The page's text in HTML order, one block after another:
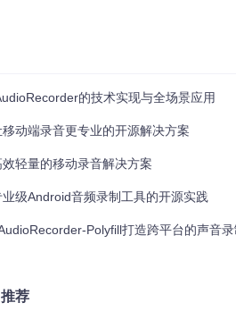
实现高效列表展示，显著提升了
完成了从targetSDK 28到34的升级
10及以上设备实现了沙盒存储合规，
清晰，内存管理更高效。
Design 3组件实现动态色彩适配
的技术实现与全场景应用
动端录音更专业的开源解决方案
轻量的移动录音解决方案
级Android音频录制工具的开源实践
Polyfill打造跨平台的声音
荐